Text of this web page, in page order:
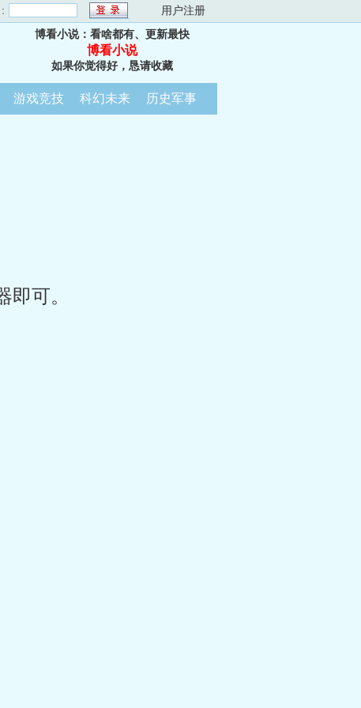
用户注册
博看小说：看啥都有、更新最快
博看小说
如果你觉得好，恳请收藏
游戏竞技 科幻未来 历史军事
可。